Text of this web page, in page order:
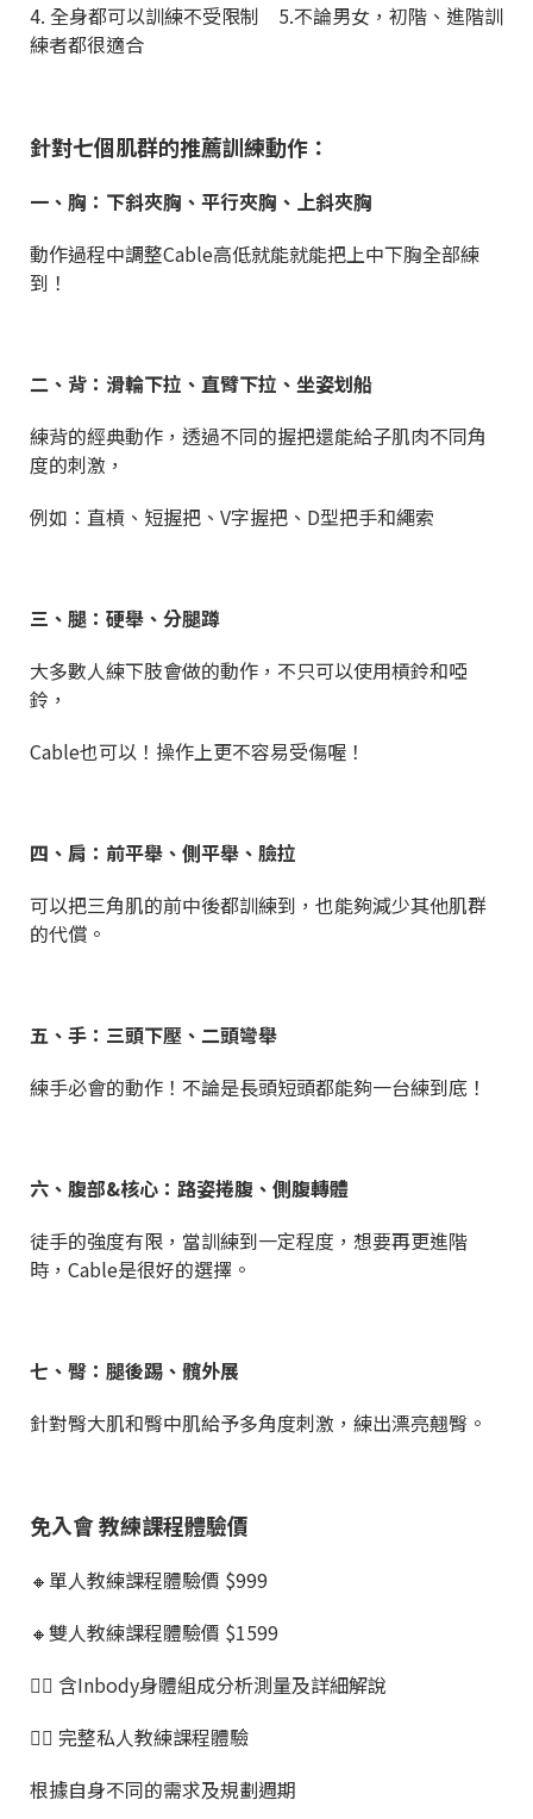
4. 全身都可以訓練不受限制 5.不論男女，初階、進階訓
練者都很適合
針對七個肌群的推薦訓練動作：
一、胸：下斜夾胸、平行夾胸、上斜夾胸
動作過程中調整Cable高低就能就能把上中下胸全部練
到！
二、背：滑輪下拉、直臂下拉、坐姿划船
練背的經典動作，透過不同的握把還能給子肌肉不同角
度的刺激，
例如：直槓、短握把、V字握把、D型把手和繩索
三、腿：硬舉、分腿蹲
大多數人練下肢會做的動作，不只可以使用槓鈴和啞
鈴，
Cable也可以！操作上更不容易受傷喔！
四、肩：前平舉、側平舉、臉拉
可以把三角肌的前中後都訓練到，也能夠減少其他肌群
的代償。
五、手：三頭下壓、二頭彎舉
練手必會的動作！不論是長頭短頭都能夠一台練到底！
六、腹部&核心：路姿捲腹、側腹轉體
徒手的強度有限，當訓練到一定程度，想要再更進階
時，Cable是很好的選擇。
七、臀：腿後踢、髖外展
針對臀大肌和臀中肌給予多角度刺激，練出漂亮翹臀。
免入會 教練課程體驗價
🔸單人教練課程體驗價 $999
🔸雙人教練課程體驗價 $1599
👉🏼 含Inbody身體組成分析測量及詳細解說
👉🏼 完整私人教練課程體驗
根據自身不同的需求及規劃週期